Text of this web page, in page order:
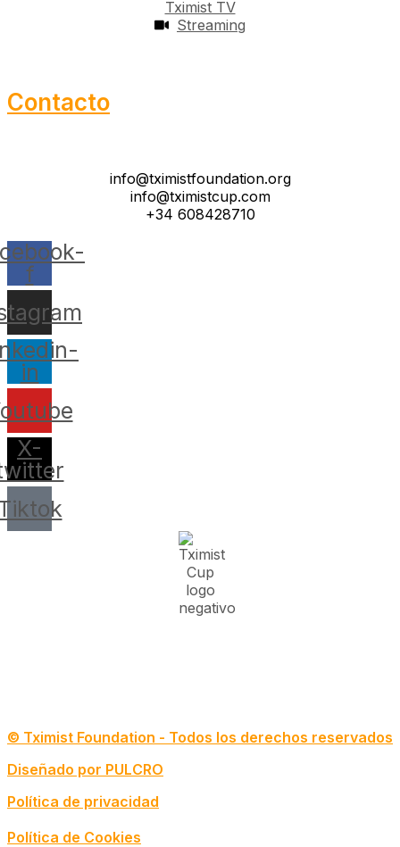
Tximist TV
Streaming
Contacto
info@tximistfoundation.org
info@tximistcup.com
+34 608428710
f
in
X-
© Tximist Foundation - Todos los derechos reservados
Diseñado por PULCRO
Política de privacidad
Política de Cookies